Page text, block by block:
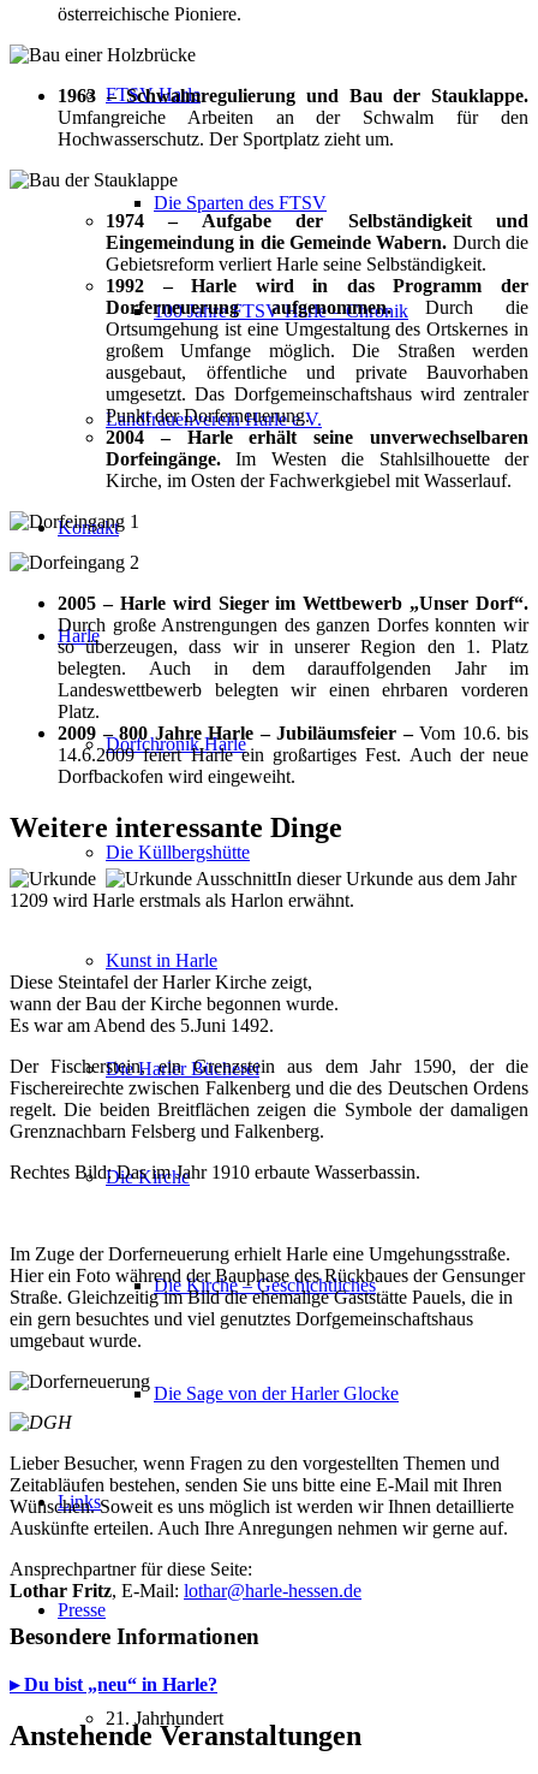
FTSV Harle
Die Sparten des FTSV
100 Jahre FTSV Harle – Chronik
Landfrauenverein Harle e.V.
Kontakt
Harle
Dorfchronik Harle
Die Küllbergshütte
Kunst in Harle
Die Harler Bücherei
Die Kirche
Die Kirche – Geschichtliches
Die Sage von der Harler Glocke
Links
Presse
21. Jahrhundert
österreichische Pioniere.
1963 – Schwalmregulierung und Bau der Stauklappe.
Umfangreiche Arbeiten an der Schwalm für den
Hochwasserschutz. Der Sportplatz zieht um.
1974 – Aufgabe der Selbständigkeit und
Eingemeindung in die Gemeinde Wabern. Durch die
Gebietsreform verliert Harle seine Selbständigkeit.
1992 – Harle wird in das Programm der
Dorferneuerung aufgenommen.Durch die
Ortsumgehung ist eine Umgestaltung des Ortskernes in
großem Umfange möglich. Die Straßen werden
ausgebaut, öffentliche und private Bauvorhaben
umgesetzt. Das Dorfgemeinschaftshaus wird zentraler
Punkt der Dorferneuerung.
2004 – Harle erhält seine unverwechselbaren
Dorfeingänge. Im Westen die Stahlsilhouette der
Kirche, im Osten der Fachwerkgiebel mit Wasserlauf.
2005 – Harle wird Sieger im Wettbewerb „Unser Dorf“.
Durch große Anstrengungen des ganzen Dorfes konnten wir
so überzeugen, dass wir in unserer Region den 1. Platz
belegten. Auch in dem darauffolgenden Jahr im
Landeswettbewerb belegten wir einen ehrbaren vorderen
Platz.
2009 – 800 Jahre Harle – Jubiläumsfeier –Vom 10.6. bis
14.6.2009 feiert Harle ein großartiges Fest. Auch der neue
Dorfbackofen wird eingeweiht.
Weitere interessante Dinge
In dieser Urkunde aus dem Jahr
1209 wird Harle erstmals als Harlon erwähnt.
Diese Steintafel der Harler Kirche zeigt,
wann der Bau der Kirche begonnen wurde.
Es war am Abend des 5.Juni 1492.
Der Fischerstein, ein Grenzstein aus dem Jahr 1590, der die
Fischereirechte zwischen Falkenberg und die des Deutschen Ordens
regelt. Die beiden Breitflächen zeigen die Symbole der damaligen
Grenznachbarn Felsberg und Falkenberg.
Rechtes Bild: Das im Jahr 1910 erbaute Wasserbassin.
Im Zuge der Dorferneuerung erhielt Harle eine Umgehungsstraße.
Hier ein Foto während der Bauphase des Rückbaues der Gensunger
Straße. Gleichzeitig im Bild die ehemalige Gaststätte Pauels, die in
ein gern besuchtes und viel genutztes Dorfgemeinschaftshaus
umgebaut wurde.
Lieber Besucher, wenn Fragen zu den vorgestellten Themen und
Zeitabläufen bestehen, senden Sie uns bitte eine E-Mail mit Ihren
Wünschen. Soweit es uns möglich ist werden wir Ihnen detaillierte
Auskünfte erteilen. Auch Ihre Anregungen nehmen wir gerne auf.
Ansprechpartner für diese Seite:
Lothar Fritz, E-Mail: lothar@harle-hessen.de
Besondere Informationen
▸ Du bist „neu“ in Harle?
Anstehende Veranstaltungen